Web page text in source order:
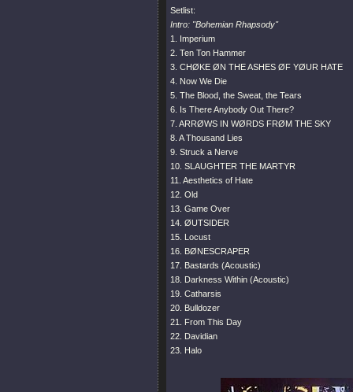
Setlist:
Intro: "Bohemian Rhapsody"
1. Imperium
2. Ten Ton Hammer
3. CHØKE ØN THE ASHES ØF YØUR HATE
4. Now We Die
5. The Blood, the Sweat, the Tears
6. Is There Anybody Out There?
7. ARRØWS IN WØRDS FRØM THE SKY
8. A Thousand Lies
9. Struck a Nerve
10. SLAUGHTER THE MARTYR
11. Aesthetics of Hate
12. Old
13. Game Over
14. ØUTSIDER
15. Locust
16. BØNESCRAPER
17. Bastards (Acoustic)
18. Darkness Within (Acoustic)
19. Catharsis
20. Bulldozer
21. From This Day
22. Davidian
23. Halo